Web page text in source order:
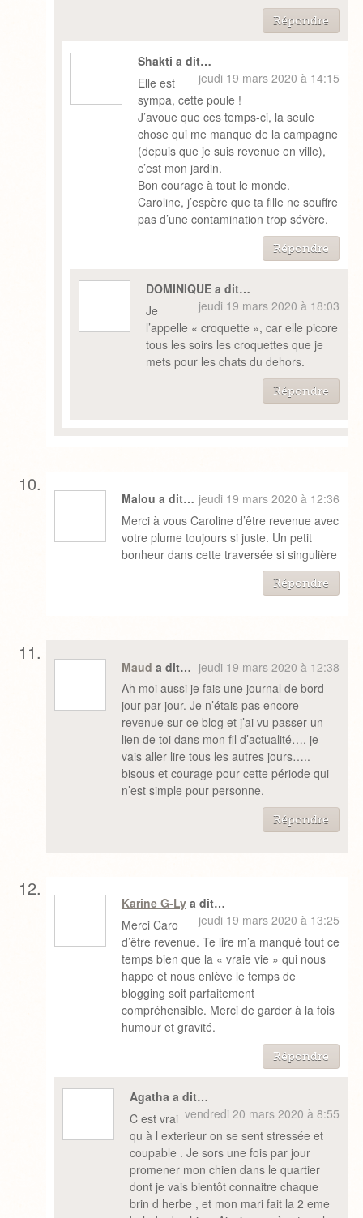
Répondre
Shakti a dit…
jeudi 19 mars 2020 à 14:15
Elle est
sympa, cette poule !
J’avoue que ces temps-ci, la seule
chose qui me manque de la campagne
(depuis que je suis revenue en ville),
c’est mon jardin.
Bon courage à tout le monde.
Caroline, j’espère que ta fille ne souffre
pas d’une contamination trop sévère.
Répondre
DOMINIQUE a dit…
jeudi 19 mars 2020 à 18:03
Je
l’appelle « croquette », car elle picore
tous les soirs les croquettes que je
mets pour les chats du dehors.
Répondre
Malou a dit… jeudi 19 mars 2020 à 12:36
Merci à vous Caroline d’être revenue avec
votre plume toujours si juste. Un petit
bonheur dans cette traversée si singulière
Répondre
Maud a dit… jeudi 19 mars 2020 à 12:38
Ah moi aussi je fais une journal de bord
jour par jour. Je n’étais pas encore
revenue sur ce blog et j’ai vu passer un
lien de toi dans mon fil d’actualité…. je
vais aller lire tous les autres jours…..
bisous et courage pour cette période qui
n’est simple pour personne.
Répondre
Karine G-Lya dit…
jeudi 19 mars 2020 à 13:25
Merci Caro
d’être revenue. Te lire m’a manqué tout ce
temps bien que la « vraie vie » qui nous
happe et nous enlève le temps de
blogging soit parfaitement
compréhensible. Merci de garder à la fois
humour et gravité.
Répondre
Agatha a dit…
vendredi 20 mars 2020 à 8:55
C est vrai
qu à l exterieur on se sent stressée et
coupable . Je sors une fois par jour
promener mon chien dans le quartier
dont je vais bientôt connaitre chaque
brin d herbe , et mon mari fait la 2 eme